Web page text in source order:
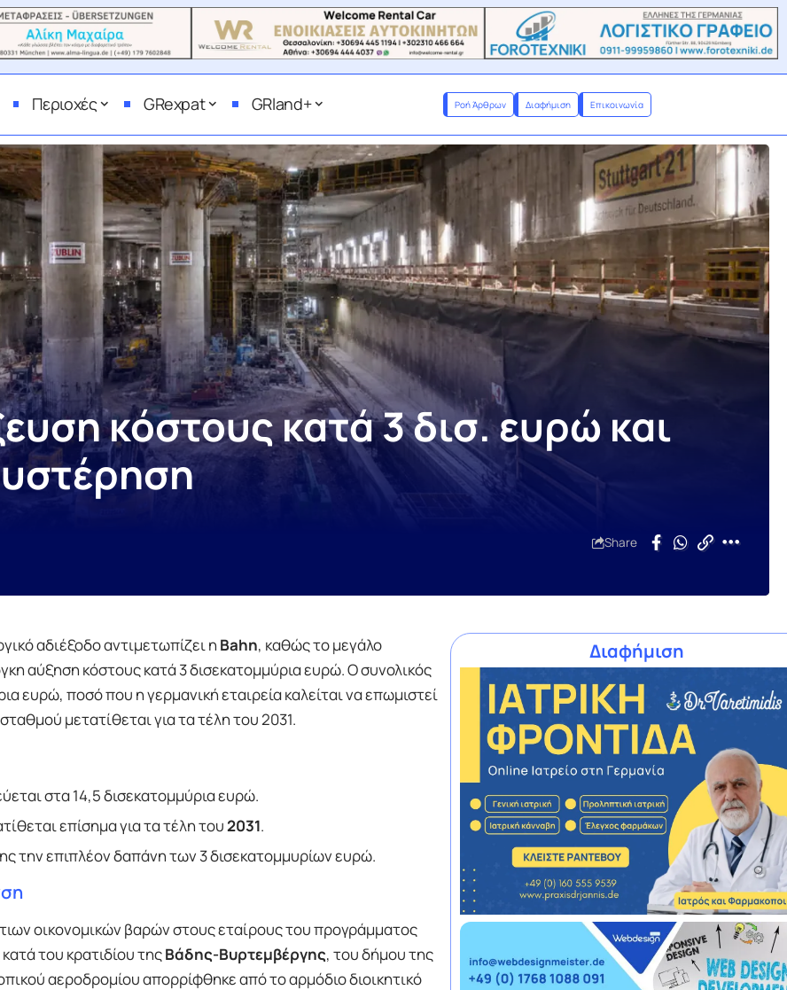
Περιοχές GRexpat GRland+ Ροή Άρθρων Διαφήμιση Επικοινωνία
κόστους κατά 3 δισ. ευρώ και
Share
αδιέξοδο αντιμετωπίζει η Bahn, καθώς το μεγάλο
αύξηση κόστους κατά 3 δισεκατομμύρια ευρώ. Ο συνολικός
ευρώ, ποσό που η γερμανική εταιρεία καλείται να επωμιστεί
μετατίθεται για τα τέλη του 2031.
στα 14,5 δισεκατομμύρια ευρώ.
επίσημα για τα τέλη του2031.
την επιπλέον δαπάνη των 3 δισεκατομμυρίων ευρώ.
οικονομικών βαρών στους εταίρους του προγράμματος
του κρατιδίου τηςΒάδης-Βυρτεμβέργης, του δήμου της
αεροδρομίου απορρίφθηκε από το αρμόδιο διοικητικό
Διαφήμιση